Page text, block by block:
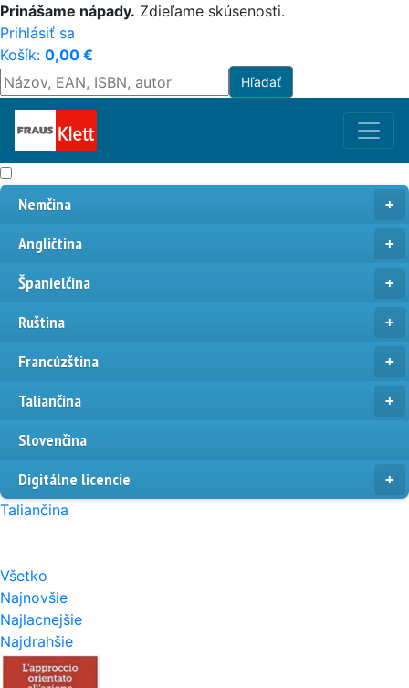
Prinášame nápady. Zdieľame skúsenosti.
Prihlásiť sa
Košík: 0,00 €
Nemčina
Angličtina
Španielčina
Ruština
Francúzština
Taliančina
Slovenčina
Digitálne licencie
Taliančina
Všetko
Najnovšie
Najlacnejšie
Najdrahšie